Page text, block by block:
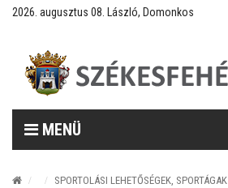
2026. augusztus 08. László, Domonkos
MENÜ
SPORTOLÁSI LEHETŐSÉGEK, SPORTÁGAK